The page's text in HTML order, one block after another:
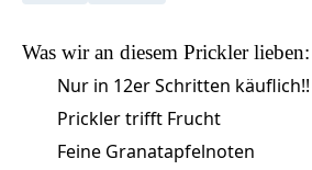
Was wir an diesem Pricklerlieben:
Nur in 12er Schritten käuflich!!
Prickler trifft Frucht
Feine Granatapfelnoten